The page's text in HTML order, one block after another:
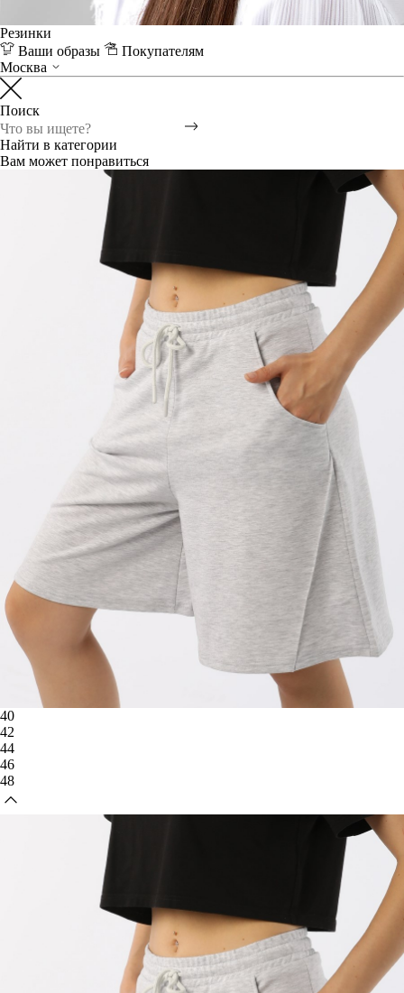
Резинки
Ваши образы
Покупателям
Москва
Поиск
Найти в категории
Вам может понравиться
40
42
44
46
48